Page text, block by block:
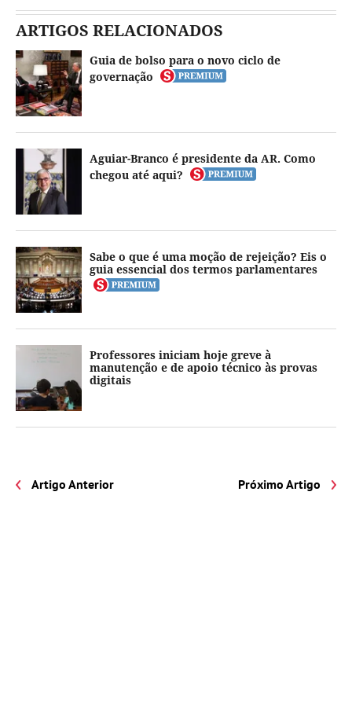
ARTIGOS RELACIONADOS
Guia de bolso para o novo ciclo de
governação
Aguiar-Branco é presidente da AR. Como
chegou até aqui?
Sabe o que é uma moção de rejeição? Eis o
guia essencial dos termos parlamentares
Professores iniciam hoje greve à
manutenção e de apoio técnico às provas
digitais
Artigo Anterior Próximo Artigo